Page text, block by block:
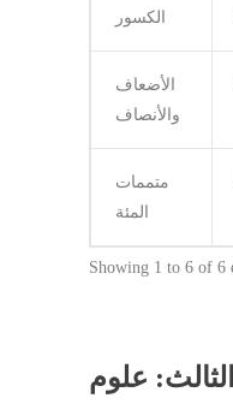
الكسور
الأضعاف
والأنصاف
متممات
المئة
Showing 1 to 6 of 6
علوم